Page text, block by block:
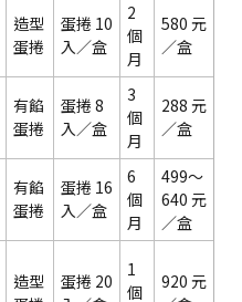
造型
蛋捲
蛋捲 10
入／盒
2
個
月
580 元
／盒
有餡
蛋捲
蛋捲 8
入／盒
3
個
月
288 元
／盒
有餡
蛋捲
蛋捲 16
入／盒
6
個
月
499～
640 元
／盒
造型
蛋捲 20
1
個
920 元